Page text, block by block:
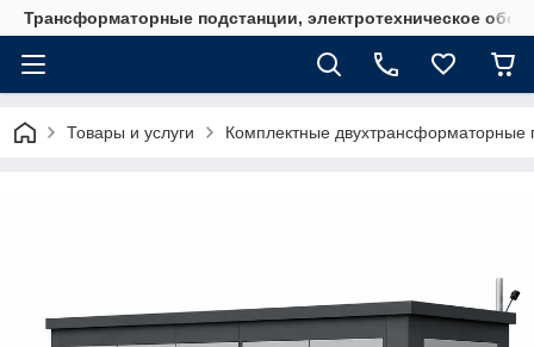
Трансформаторные подстанции, электротехническое
Товары и услуги Комплектные двухтрансформаторные